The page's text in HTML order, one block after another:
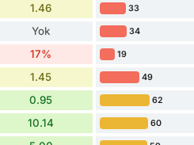
1.46 33
Yok 34
17% 19
1.45 49
0.95 62
10.14 60